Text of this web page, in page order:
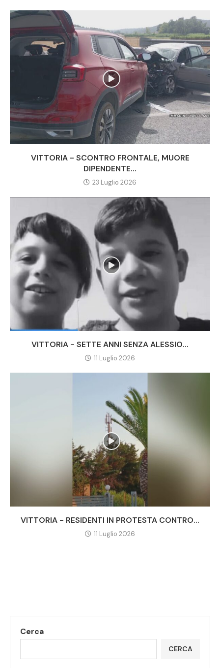
VITTORIA - SCONTRO FRONTALE, MUORE
DIPENDENTE...
23 Luglio 2026
VITTORIA - SETTE ANNI SENZA ALESSIO...
11 Luglio 2026
VITTORIA - RESIDENTI IN PROTESTA CONTRO...
11 Luglio 2026
Cerca
CERCA